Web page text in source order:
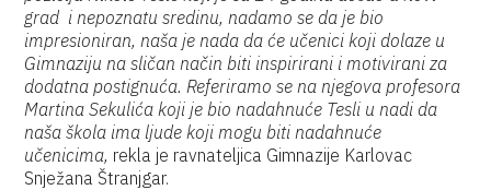
grad i nepoznatu sredinu, nadamo se da je bio
impresioniran, naša je nada da će učenici koji dolaze u
Gimnaziju na sličan način biti inspirirani i motivirani za
dodatna postignuća. Referiramo se na njegova profesora
Martina Sekulića koji je bio nadahnuće Tesli u nadi da
naša škola ima ljude koji mogu biti nadahnuće
učenicima, rekla je ravnateljica Gimnazije Karlovac
Snježana Štranjgar.